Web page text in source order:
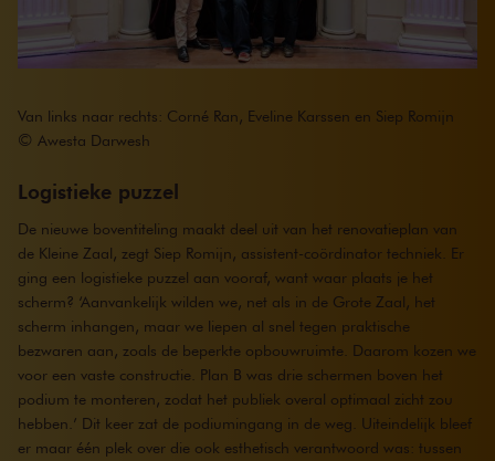
Van links naar rechts: Corné Ran, Eveline Karssen en Siep Romijn
© Awesta Darwesh
Logistieke puzzel
De nieuwe boventiteling maakt deel uit van het renovatieplan van
de Kleine Zaal, zegt Siep Romijn, assistent-coördinator techniek. Er
ging een logistieke puzzel aan vooraf, want waar plaats je het
scherm? ‘Aanvankelijk wilden we, net als in de Grote Zaal, het
scherm inhangen, maar we liepen al snel tegen praktische
bezwaren aan, zoals de beperkte opbouwruimte. Daarom kozen we
voor een vaste constructie. Plan B was drie schermen boven het
podium te monteren, zodat het publiek overal optimaal zicht zou
hebben.’ Dit keer zat de podiumingang in de weg. Uiteindelijk bleef
er maar één plek over die ook esthetisch verantwoord was: tussen